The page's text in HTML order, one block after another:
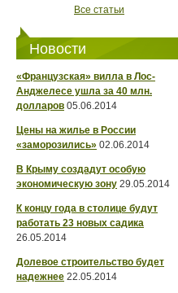
Все статьи
Новости
«Французская» вилла в Лос-
Анджелесе ушла за 40 млн.
долларов 05.06.2014
Цены на жилье в России
«заморозились» 02.06.2014
В Крыму создадут особую
экономическую зону 29.05.2014
К концу года в столице будут
работать 23 новых садика
26.05.2014
Долевое строительство будет
надежнее 22.05.2014